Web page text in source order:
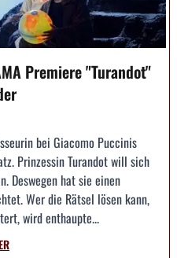
Premiere "Turandot"
bei Giacomo Puccinis
Prinzessin Turandot will sich
Deswegen hat sie einen
Wer die Rätsel lösen kann,
wird enthaupte...